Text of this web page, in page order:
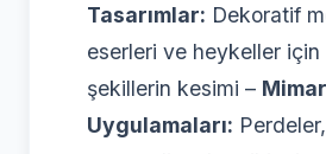
Tasarımlar: Dekoratif
eserleri ve heykeller için
şekillerin kesimi –
Uygulamaları: